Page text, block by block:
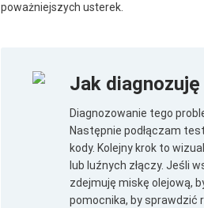
poważniejszych usterek.
Jak
Diagnozowanie tego
Następnie podłączam
kody. Kolejny krok to
lub luźnych złączy. Jeśli
zdejmuję miskę olejową,
pomocnika, by sprawdzić